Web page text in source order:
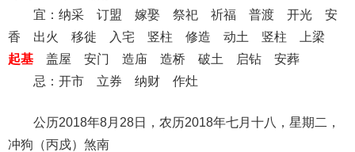
宜：纳采 订盟 嫁娶 祭祀 祈福 普渡 开光 安
香 出火 移徙 入宅 竖柱 修造 动土 竖柱 上梁
起基 盖屋 安门 造庙 造桥 破土 启钻 安葬
忌：开市 立券 纳财 作灶
公历2018年8月28日，农历2018年七月十八，星期二，
冲狗（丙戍）煞南